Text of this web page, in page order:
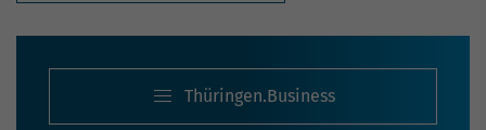
Thüringen.Business